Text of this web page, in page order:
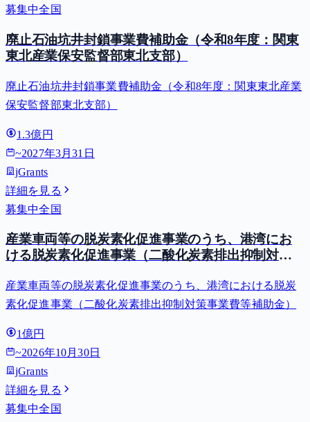
募集中全国
廃止石油坑井封鎖事業費補助金（令和8年度：関東
東北産業保安監督部東北支部）
廃止石油坑井封鎖事業費補助金（令和8年度：関東東北産業
保安監督部東北支部）
1.3億円
~2027年3月31日
jGrants
詳細を見る
募集中全国
産業車両等の脱炭素化促進事業のうち、港湾にお
ける脱炭素化促進事業（二酸化炭素排出抑制対策
産業車両等の脱炭素化促進事業のうち、港湾における脱炭
素化促進事業（二酸化炭素排出抑制対策事業費等補助金）
1億円
~2026年10月30日
jGrants
詳細を見る
募集中全国